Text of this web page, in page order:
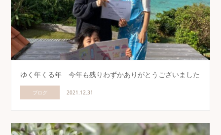
ゆく年くる年 今年も残りわずかありがとうございました
ブログ 2021.12.31